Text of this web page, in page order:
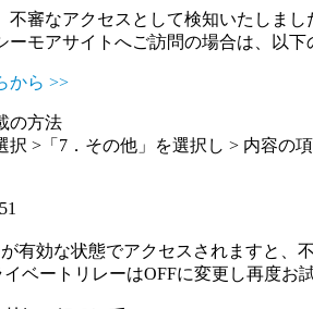
審なアクセスとして検知いたしまし
モアサイトへご訪問の場合は、以
から >>
の方法
>「7．その他」を選択し > 内容の
有効な状態でアクセスされますと、
ベートリレーはOFFに変更し再度お